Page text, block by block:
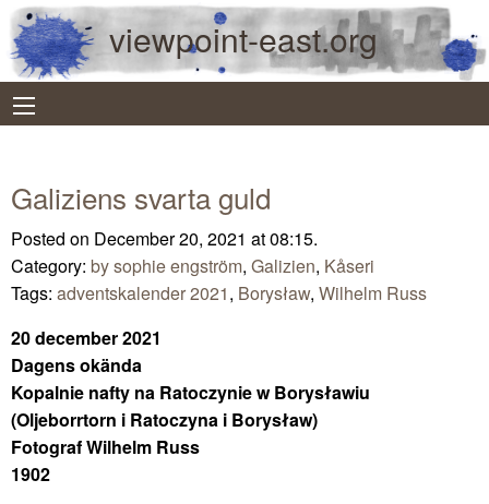
viewpoint-east.org
Galiziens svarta guld
Posted on December 20, 2021 at 08:15.
Category: by sophie engström, Galizien, Kåseri
Tags: adventskalender 2021, Borysław, Wilhelm Russ
20 december 2021
Dagens okända
Kopalnie nafty na Ratoczynie w Borysławiu
(Oljeborrtorn i Ratoczyna i Borysław)
Fotograf Wilhelm Russ
1902